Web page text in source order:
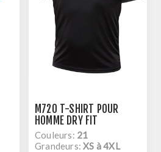
M720 T-SHIRT POUR
HOMME DRY FIT
Couleurs: 21
Grandeurs:XS à 4XL